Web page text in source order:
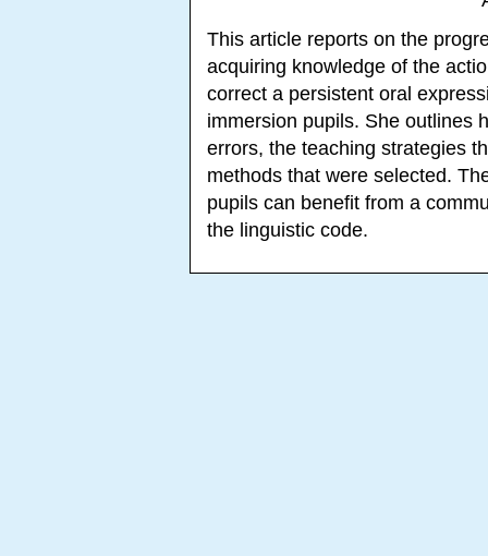
This article reports on the
acquiring knowledge of the
correct a persistent oral
immersion pupils. She outlines
errors, the teaching strategies
methods that were selected.
pupils can benefit from a
the linguistic code.